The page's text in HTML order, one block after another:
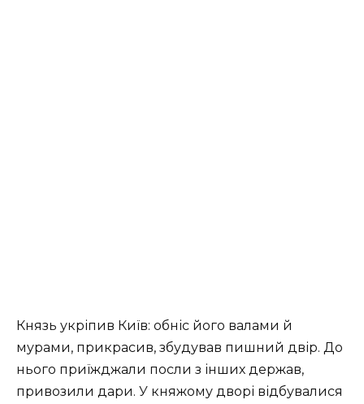
Князь укріпив Київ: обніс його валами й
мурами, прикрасив, збудував пишний двір. До
нього приїжджали посли з інших держав,
привозили дари. У княжому дворі відбувалися